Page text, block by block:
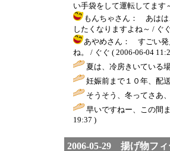
い手袋をして運転してます
もんちゃさん： あはは
したくなりますよね～ / ぐ
あやめさん： すごい発
ね。 / ぐぐ ( 2006-06-04
夏は、冷房きいている
妊娠前まで１０年、配
そうそう、冬ってさあ
早いですねー、この間
19:37 )
2006-05-29 揚げ物フィ